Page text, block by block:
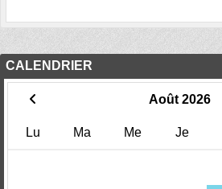
CALENDRIER
Août 2026
Lu Ma Me Je